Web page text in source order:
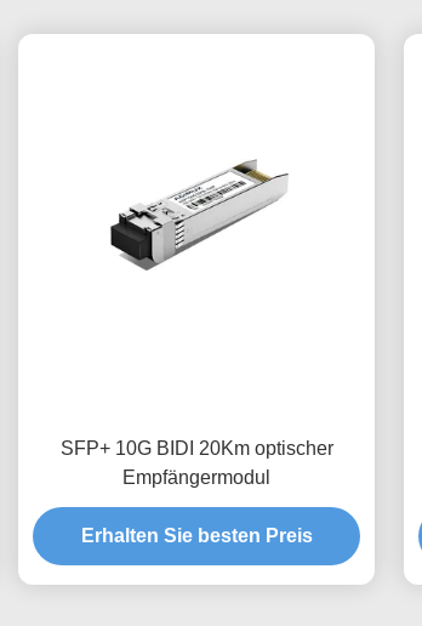
SFP+ 10G BIDI 20Km optischer
Empfängermodul
Erhalten Sie besten Preis